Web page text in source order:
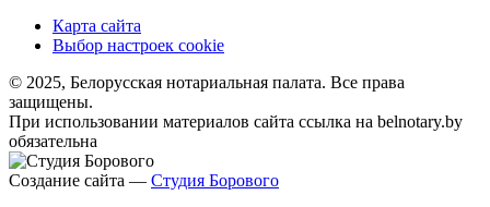
Карта сайта
Выбор настроек cookie
© 2025, Белорусская нотариальная палата. Все права
защищены.
При использовании материалов сайта ссылка на belnotary.by
обязательна
Создание сайта — Студия Борового